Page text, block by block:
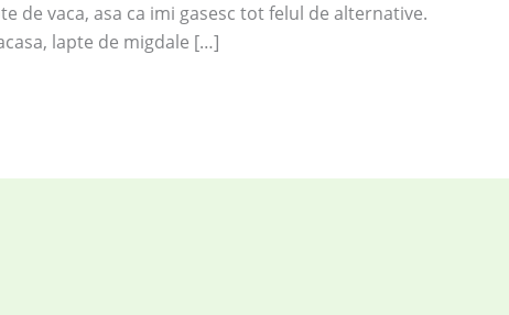
de vaca, asa ca imi gasesc tot felul de alternative.
lapte de migdale […]